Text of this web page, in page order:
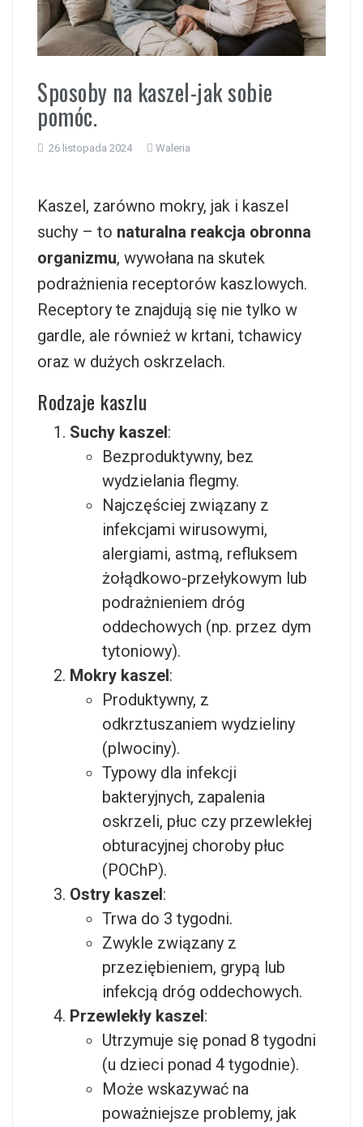
Sposoby na kaszel-jak sobie
pomóc.
26 listopada 2024 Waleria
Kaszel, zarówno mokry, jak i kaszel
suchy – to naturalna reakcja obronna
organizmu, wywołana na skutek
podrażnienia receptorów kaszlowych.
Receptory te znajdują się nie tylko w
gardle, ale również w krtani, tchawicy
oraz w dużych oskrzelach.
Rodzaje kaszlu
Suchy kaszel:
Bezproduktywny, bez
wydzielania flegmy.
Najczęściej związany z
infekcjami wirusowymi,
alergiami, astmą, refluksem
żołądkowo-przełykowym lub
podrażnieniem dróg
oddechowych (np. przez dym
tytoniowy).
Mokry kaszel:
Produktywny, z
odkrztuszaniem wydzieliny
(plwociny).
Typowy dla infekcji
bakteryjnych, zapalenia
oskrzeli, płuc czy przewlekłej
obturacyjnej choroby płuc
(POChP).
Ostry kaszel:
Trwa do 3 tygodni.
Zwykle związany z
przeziębieniem, grypą lub
infekcją dróg oddechowych.
Przewlekły kaszel:
Utrzymuje się ponad 8 tygodni
(u dzieci ponad 4 tygodnie).
Może wskazywać na
poważniejsze problemy, jak